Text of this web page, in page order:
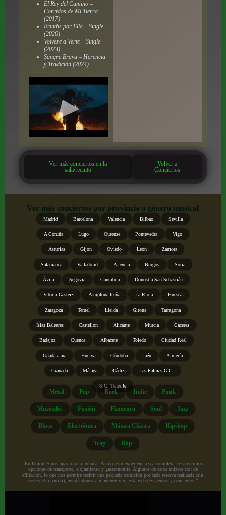
El Rey del Camino –
Corridos de Mi Tierra
(2017)
Brindis por Ella – Single
(2020)
Volveré a Verte – Single
(2023)
Sangre Brava – Herencia
y Tradición (2024)
Ver más conciertos en la
sala/recinto
Volver a
Conciertos
Ver más conciertos por provincia o género musical
Madrid Barcelona Valencia Bilbao Sevilla
A Coruña Lugo Ourense Pontevedra Vigo
Asturias Gijón Oviedo León Zamora
Salamanca Valladolid Palencia Burgos Soria
Ávila Segovia Cantabria Donostia-San Sebastián
Vitoria-Gasteiz Pamplona-Iruña La Rioja Huesca
Zaragoza Teruel Lleida Girona Tarragona
Islas Baleares Castellón Alicante Murcia Cáceres
Badajoz Cuenca Albacete Toledo Ciudad Real
Guadalajara Huelva Córdoba Jaén Almería
Granada Málaga Cádiz Las Palmas G.C.
S.C. Tenerife
Metal Pop Rock Indie Punk
Musicales Fusión Flamenco Soul Jazz
Blues Electrónica Música Clásica Hip-hop
Trap Rap
“En Union25 nos apasiona la música. Para que tu experiencia sea completa, te sugerimos
opciones de transporte, alojamiento y gastronomía. Algunos de estos enlaces son de
afiliación, lo que nos permite recibir una pequeña comisión por cada reserva realizada (sin
coste extra para ti), ayudándonos a mantener viva esta web de eventos y conciertos.”